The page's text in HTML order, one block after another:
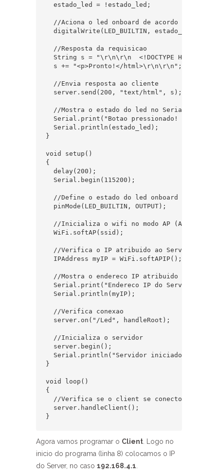
  estado_led = !estado_led;
//Aciona o led onboard de acordo com a
  digitalWrite(LED_BUILTIN, estado_led);
  //Resposta da requisicao
String s = "\r\n\r\n  <!DOCTYPE
  s += "<p>Pronto!</html>\r\n\r\n";
  //Envia resposta ao cliente
  server.send(200, "text/html", s);
  //Mostra o estado do led no Serial Monitor
Serial.print("Botao pressionado! Estado:
  Serial.println(estado_led);
}
void setup()
{
  delay(200);
  Serial.begin(115200);
//Define o estado do led onboard do
  pinMode(LED_BUILTIN, OUTPUT);
//Inicializa o wifi no modo AP (Access
  WiFi.softAP(ssid);
//Verifica o IP atribuido ao Server
  IPAddress myIP = WiFi.softAPIP();
//Mostra o endereco IP atribuido no
Serial.print("Endereco IP do Server (AP):
  Serial.println(myIP);
  //Verifica conexao
  server.on("/Led", handleRoot);
  //Inicializa o servidor
  server.begin();
  Serial.println("Servidor iniciado!");
}
void loop()
{
//Verifica se o client se conectou. Na
  server.handleClient();
}
Agora vamos programar o Client . Logo no
inicio do programa (linha 8) colocamos o IP
do Server, no caso 192.168.4.1